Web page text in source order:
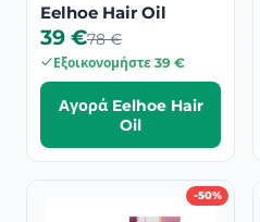
Eelhoe Hair Oil
39 €78 €
Εξοικονομήστε 39 €
Αγορά Eelhoe Hair
Oil
-50%